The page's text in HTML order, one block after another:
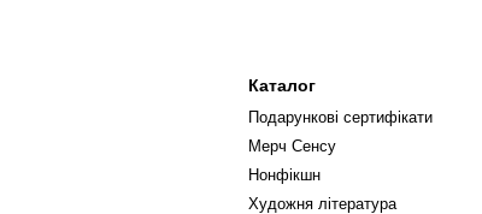
Каталог
Подарункові сертифікати
Мерч Сенсу
Нонфікшн
Художня література